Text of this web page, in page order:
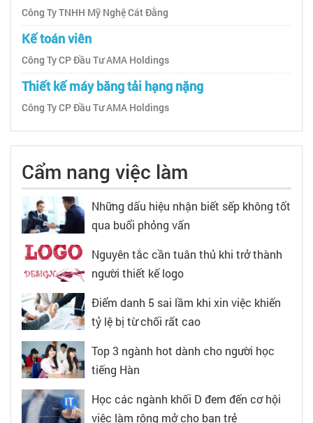
Công Ty TNHH Mỹ Nghệ Cát Đằng
Kế toán viên
Công Ty CP Đầu Tư AMA Holdings
Thiết kế máy băng tải hạng nặng
Công Ty CP Đầu Tư AMA Holdings
Cẩm nang việc làm
Những dấu hiệu nhận biết sếp không tốt
qua buổi phỏng vấn
Nguyên tắc cần tuân thủ khi trở thành
người thiết kế logo
Điểm danh 5 sai lầm khi xin việc khiến
tỷ lệ bị từ chối rất cao
Top 3 ngành hot dành cho người học
tiếng Hàn
Học các ngành khối D đem đến cơ hội
việc làm rộng mở cho bạn trẻ